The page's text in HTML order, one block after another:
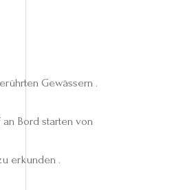
Gewässern .
Bord starten von
erkunden .